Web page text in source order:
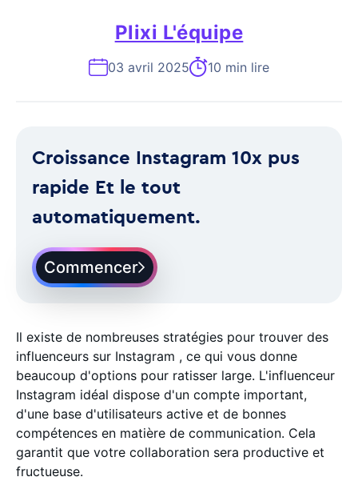
Plixi L'équipe
03 avril 2025 10 min lire
Croissance Instagram 10x pus
rapide Et le tout
automatiquement.
Commencer
Il existe de nombreuses stratégies pour trouver des
influenceurs sur Instagram , ce qui vous donne
beaucoup d'options pour ratisser large. L'influenceur
Instagram idéal dispose d'un compte important,
d'une base d'utilisateurs active et de bonnes
compétences en matière de communication. Cela
garantit que votre collaboration sera productive et
fructueuse.